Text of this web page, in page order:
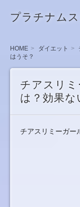
プラチナム
HOME ダイエット
はうそ？
チアスリ
は？効果な
チアスリミーガー